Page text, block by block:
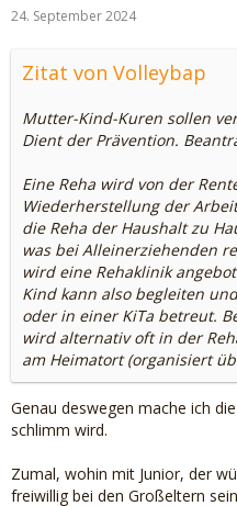
24. September 2024
Zitat von Volleybap
Mutter-Kind-Kuren sollen
Dient der Prävention.
Eine Reha wird von der
Wiederherstellung der
die Reha der Haushalt zu
was bei Alleinerziehenden
wird eine Rehaklinik
Kind kann also begleiten
oder in einer KiTa betreut.
wird alternativ oft in der
am Heimatort (organisiert
Genau deswegen mache ich
schlimm wird.
Zumal, wohin mit Junior, der
freiwillig bei den Großeltern